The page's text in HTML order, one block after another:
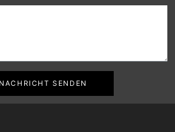
NACHRICHT SENDEN